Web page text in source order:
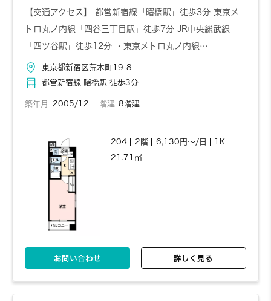
【交通アクセス】 都営新宿線「曙橋駅」徒歩3分 東京メ
トロ丸ノ内線「四谷三丁目駅」徒歩7分 JR中央総武線
「四ツ谷駅」徒歩12分 ・東京メトロ丸ノ内線…
東京都新宿区荒木町19-8
都営新宿線 曙橋駅 徒歩3分
築年月 2005/12 階建 8階建
204 2階 6,130円～/日
1K
21.71㎡
お問い合わせ 詳しく見る